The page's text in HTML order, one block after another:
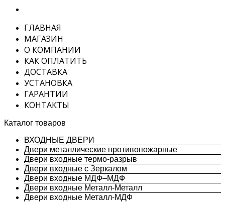
ГЛАВНАЯ
МАГАЗИН
О КОМПАНИИ
КАК ОПЛАТИТЬ
ДОСТАВКА
УСТАНОВКА
ГАРАНТИИ
КОНТАКТЫ
Каталог товаров
ВХОДНЫЕ ДВЕРИ
Двери металлические противопожарные
Двери входные термо-разрыв
Двери входные с Зеркалом
Двери входные МДФ–МДФ
Двери входные Металл-Металл
Двери входные Металл-МДФ